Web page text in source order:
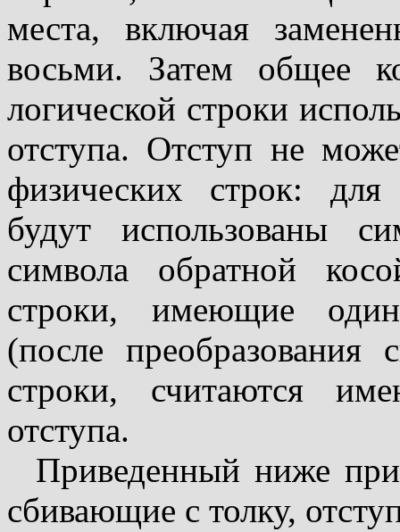
места, включая
восьми. Затем общее
логической строки
отступа. Отступ не
физических строк: для
будут использованы
символа обратной
строки, имеющие
(после преобразования
строки, считаются
отступа.
Приведенный ниже
сбивающие с толку,